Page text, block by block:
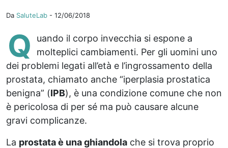
Da SaluteLab - 12/06/2018
Q
uando il corpo invecchia si espone a
molteplici cambiamenti. Per gli uomini uno
dei problemi legati all’età e l’ingrossamento della
prostata, chiamato anche “iperplasia prostatica
benigna” (IPB), è una condizione comune che non
è pericolosa di per sé ma può causare alcune
gravi complicanze.
La prostata è una ghiandola che si trova proprio